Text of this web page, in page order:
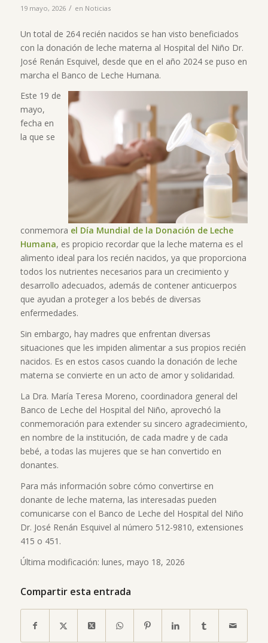
19 mayo, 2026 / en Noticias
Un total de 264 recién nacidos se han visto beneficiados
con la donación de leche materna al Hospital del Niño Dr.
José Renán Esquivel, desde que en el año 2024 se puso en
marcha el Banco de Leche Humana.
Este 19 de
mayo,
fecha en
la que se
conmemora el Día Mundial de la Donación de Leche
Humana, es propicio recordar que la leche materna es el
alimento ideal para los recién nacidos, ya que proporciona
todos los nutrientes necesarios para un crecimiento y
desarrollo adecuados, además de contener anticuerpos
que ayudan a proteger a los bebés de diversas
enfermedades.
Sin embargo, hay madres que enfrentan diversas
situaciones que les impiden alimentar a sus propios recién
nacidos. Es en estos casos cuando la donación de leche
materna se convierte en un acto de amor y solidaridad.
La Dra. María Teresa Moreno, coordinadora general del
Banco de Leche del Hospital del Niño, aprovechó la
conmemoración para extender su sincero agradecimiento,
en nombre de la institución, de cada madre y de cada
bebé, a todas las mujeres que se han convertido en
donantes.
Para más información sobre cómo convertirse en
donante de leche materna, las interesadas pueden
comunicarse con el Banco de Leche del Hospital del Niño
Dr. José Renán Esquivel al número 512-9810, extensiones
415 o 451.
Última modificación: lunes, mayo 18, 2026
Compartir esta entrada